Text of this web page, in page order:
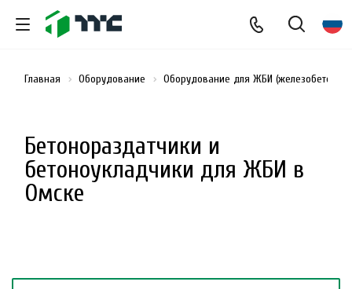
Бетонораздатчики и
бетоноукладчики для ЖБИ в
Омске
Главная Оборудование Оборудование для ЖБИ